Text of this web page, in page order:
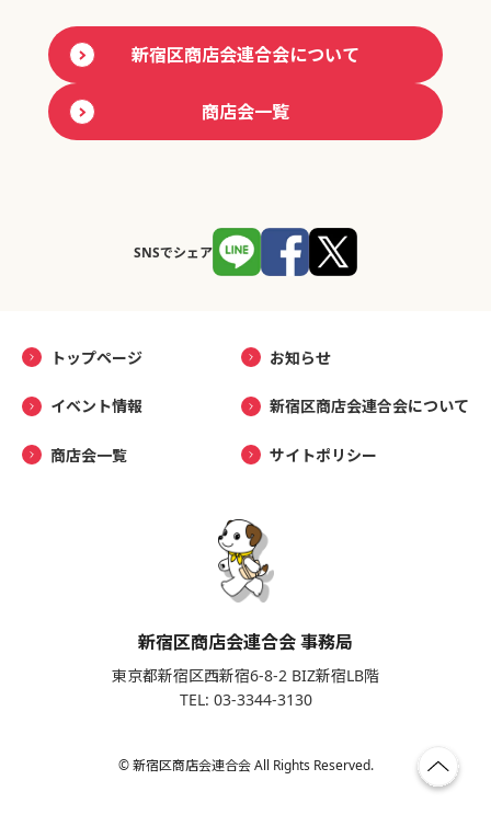
新宿区商店会連合会について
商店会一覧
SNSでシェア
トップページ お知らせ
イベント情報 新宿区商店会連合会について
商店会一覧 サイトポリシー
新宿区商店会連合会 事務局
東京都新宿区西新宿6-8-2 BIZ新宿LB階
TEL: 03-3344-3130
© 新宿区商店会連合会 All Rights Reserved.